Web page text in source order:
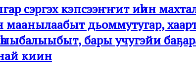
сэргэх кэпсээҥҥит иһин
маанылаабыт дьоммутугар,
бары учугэйи
киин